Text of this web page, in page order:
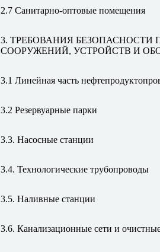
2.7 Санитарно-оптовые помещения
3. ТРЕБОВАНИЯ
СООРУЖЕНИЙ, УСТРОЙСТВ И
3.1 Линейная часть
3.2 Резервуарные парки
3.3. Насосные станции
3.4. Технологические трубопроводы
3.5. Наливные станции
3.6. Канализационные сети и